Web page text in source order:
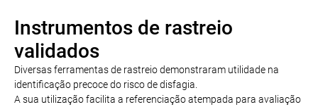
Instrumentos de rastreio
validados
Diversas ferramentas de rastreio demonstraram utilidade na
identificação precoce do risco de disfagia.
A sua utilização facilita a referenciação atempada para avaliação